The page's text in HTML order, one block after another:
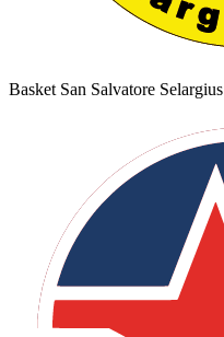
Basket San Salvatore Selargius